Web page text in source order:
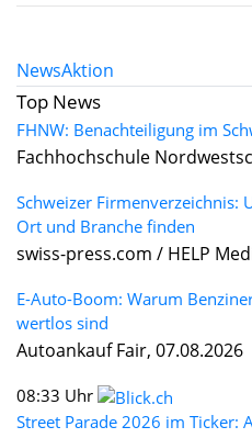
NewsAktion
Top News
FHNW: Benachteiligung im
Fachhochschule
Schweizer Firmenverzeichnis:
Ort und Branche finden
swiss-press.com / HELP
E-Auto-Boom: Warum
wertlos sind
Autoankauf Fair, 07.08.2026
08:33 Uhr
Street Parade 2026 im Ticker: